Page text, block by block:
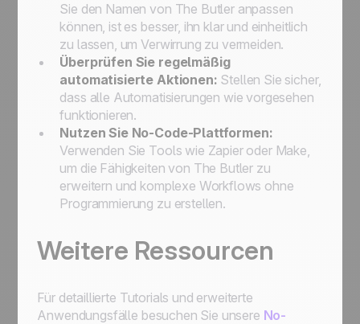
Sie den Namen von The Butleranpassen
können, ist es besser, ihn klar und einheitlich
zu lassen, um Verwirrung zu vermeiden.
Überprüfen Sie regelmäßig
automatisierte Aktionen: Stellen Sie sicher,
dass alle Automatisierungen wie vorgesehen
funktionieren.
Nutzen Sie No-Code-Plattformen:
Verwenden Sie Tools wie Zapier oder Make,
um die Fähigkeiten von The Butler zu
erweitern und komplexe Workflows ohne
Programmierung zu erstellen.
Weitere Ressourcen
Für detaillierte Tutorials und erweiterte
Anwendungsfälle besuchen Sie unsere No-